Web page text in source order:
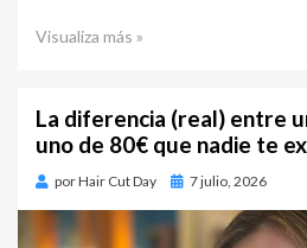
Visualiza más »
La diferencia (real) entre
uno de 80€ que nadie te
porHair Cut Day
Publicado
7 julio, 2026